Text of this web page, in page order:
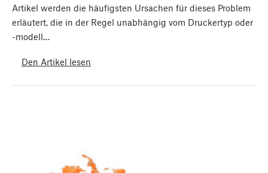
Artikel werden die häufigsten Ursachen für dieses Problem
erläutert, die in der Regel unabhängig vom Druckertyp oder
-modell…
Den Artikel lesen